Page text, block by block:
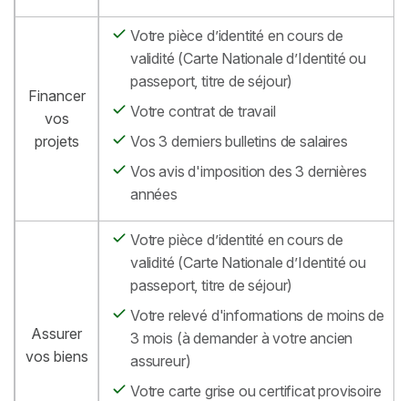
Financer
vos
projets
Votre pièce d’identité en cours de
validité (Carte Nationale d’Identité ou
passeport, titre de séjour)
Votre contrat de travail
Vos 3 derniers bulletins de salaires
Vos avis d'imposition des 3 dernières
années
Assurer
vos biens
Votre pièce d’identité en cours de
validité (Carte Nationale d’Identité ou
passeport, titre de séjour)
Votre relevé d'informations de moins de
3 mois (à demander à votre ancien
assureur)
Votre carte grise ou certificat provisoire